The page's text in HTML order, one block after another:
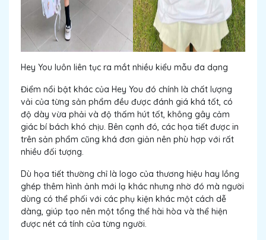
Hey You luôn liên tục ra mắt nhiều kiểu mẫu đa dạng
Điểm nổi bật khác của Hey You đó chính là chất lượng
vải của từng sản phẩm đều được đánh giá khá tốt, có
độ dày vừa phải và độ thấm hút tốt, không gây cảm
giác bí bách khó chịu. Bên cạnh đó, các họa tiết được in
trên sản phẩm cũng khá đơn giản nên phù hợp với rất
nhiều đối tượng.
Dù họa tiết thường chỉ là logo của thương hiệu hay lồng
ghép thêm hình ảnh mới lạ khác nhưng nhờ đó mà người
dùng có thể phối với các phụ kiện khác một cách dễ
dàng, giúp tạo nên một tổng thể hài hòa và thể hiện
được nét cá tính của từng người.